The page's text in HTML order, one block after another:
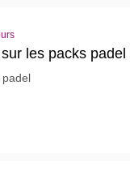
les packs padel
padel